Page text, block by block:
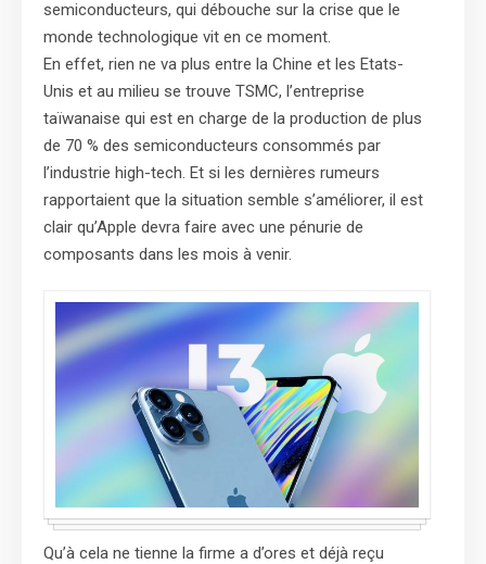
semiconducteurs, qui débouche sur la crise que le
monde technologique vit en ce moment.
En effet, rien ne va plus entre la Chine et les Etats-
Unis et au milieu se trouve TSMC, l’entreprise
taïwanaise qui est en charge de la production de plus
de 70 % des semiconducteurs consommés par
l’industrie high-tech. Et si les dernières rumeurs
rapportaient que la situation semble s’améliorer, il est
clair qu’Apple devra faire avec une pénurie de
composants dans les mois à venir.
Qu’à cela ne tienne la firme a d’ores et déjà reçu